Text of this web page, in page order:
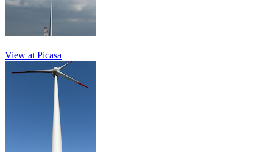
View at Picasa